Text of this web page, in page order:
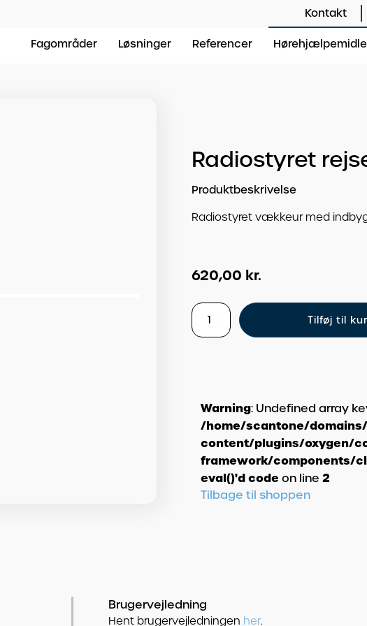
Kontakt
Fagområder Løsninger Referencer
Radiostyret
Produktbeskrivelse
Radiostyret vækkeur med
620,00 kr.
Radiostyret
rejsevækkeur
TCL250
Tilføj til
Warning: Undefined array
/home/scantone/
content/plugins/oxygen/
framework/components/
eval()'d code on line 2
Tilbage til shoppen
Brugervejledning
Hent brugervejledningen her.